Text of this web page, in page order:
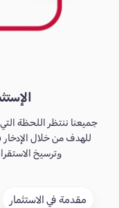
جميعنا ننتظر اللحظة
للهدف من خلال
وترسيخ
مقدمة في الاستثمار